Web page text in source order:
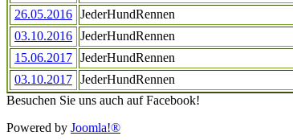
26.05.2016 JederHundRennen
03.10.2016 JederHundRennen
15.06.2017 JederHundRennen
03.10.2017 JederHundRennen
Besuchen Sie uns auch auf Facebook!
Powered by Joomla!®